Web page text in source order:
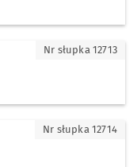
Nr słupka 12713
Nr słupka 12714